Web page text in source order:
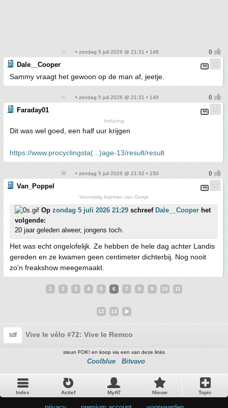
• zondag 5 juli 2026 @ 21:31 • 148
Dale__Cooper
Sammy vraagt het gewoon op de man af, jeetje.
• zondag 5 juli 2026 @ 21:31 • 149
Faraday01
Inducing
Dit was wel goed, een half uur krijgen
https://www.procyclingsta(...)age-13/result/result
• zondag 5 juli 2026 @ 21:32 • 150
Van_Poppel
Voormalig kopman van Gertje
Op zondag 5 juli 2026 21:29 schreef Dale__Cooper het
volgende:
20 jaar geleden alweer, jongens toch.
Het was echt ongelofelijk. Ze hebben de hele dag achter Landis
gereden en ze kwamen geen centimeter dichterbij. Nog nooit
zo'n freakshow meegemaakt.
1 2 3 4 5 6 7 8 9 10 11
12 13
tdf Vive le vélo #72: Vive le Remco
steun FOK! en koop via een van deze links
Coolblue Bitvavo
Index Actief MyAT Nieuw Topic